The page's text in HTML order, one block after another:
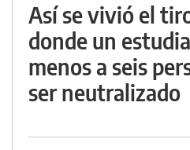
Así se vivió el
donde un
menos a seis
ser neutralizado